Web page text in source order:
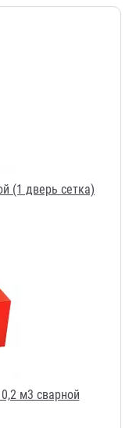
(1 дверь сетка)
м3 сварной